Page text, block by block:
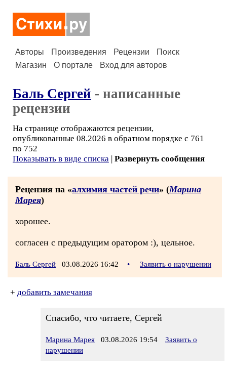
Авторы Произведения Рецензии
Поиск
Магазин
О портале Вход для авторов
Баль Сергей - написанные
рецензии
На странице отображаются рецензии,
опубликованные 08.2026 в обратном порядке с 761
по 752
Показывать в виде списка | Развернуть сообщения
Рецензия на «алхимия частей речи» (Марина
Марея)
хорошее.
согласен с предыдущим оратором :), цельное.
Баль Сергей 03.08.2026 16:42 • Заявить о нарушении
+ добавить замечания
Спасибо, что читаете, Сергей
Марина Марея 03.08.2026 19:54
Заявить о
нарушении